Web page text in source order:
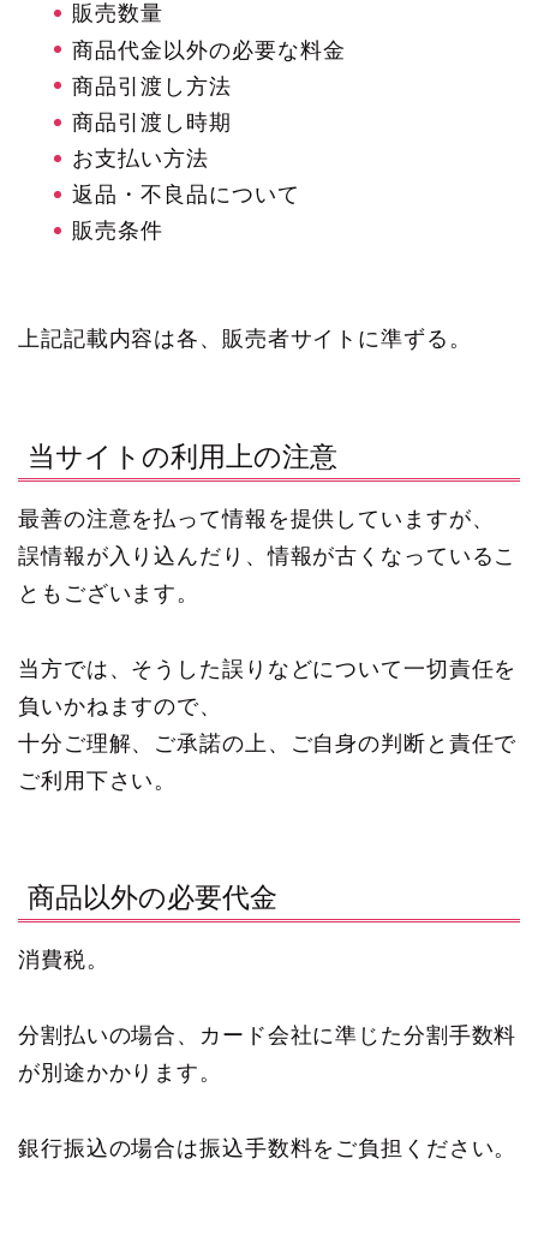
販売数量
商品代金以外の必要な料金
商品引渡し方法
商品引渡し時期
お支払い方法
返品・不良品について
販売条件
上記記載内容は各、販売者サイトに準ずる。
当サイトの利用上の注意
最善の注意を払って情報を提供していますが、
誤情報が入り込んだり、情報が古くなっているこ
ともございます。
当方では、そうした誤りなどについて一切責任を
負いかねますので、
十分ご理解、ご承諾の上、ご自身の判断と責任で
ご利用下さい。
商品以外の必要代金
消費税。
分割払いの場合、カード会社に準じた分割手数料
が別途かかります。
銀行振込の場合は振込手数料をご負担ください。